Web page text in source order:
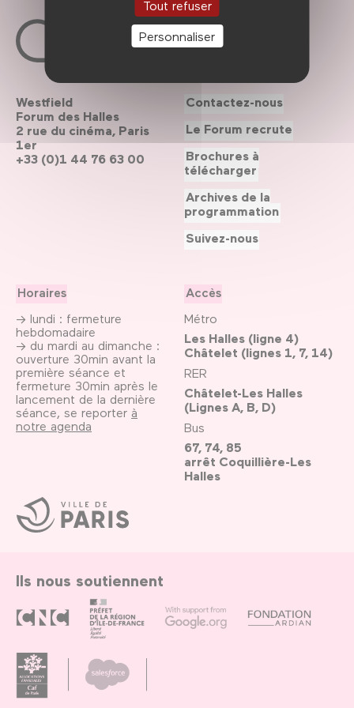
Tout refuser
Personnaliser
Ville
de
Paris
Westfield
Forum des Halles
2 rue du cinéma, Paris
1er
+33 (0)1 44 76 63 00
Horaires
→ lundi : fermeture
hebdomadaire
→ du mardi au dimanche :
ouverture 30min avant la
première séance et
fermeture 30min après le
lancement de la dernière
séance, se reporter à
notre agenda
Accès
Métro
Les Halles (ligne 4)
Châtelet (lignes 1, 7, 14)
RER
Châtelet-Les Halles
(Lignes A, B, D)
Bus
67, 74, 85
arrêt Coquillière-Les
Halles
Contactez-nous
Le Forum recrute
Brochures à
télécharger
Archives de la
programmation
Suivez-nous
Ils nous soutiennent